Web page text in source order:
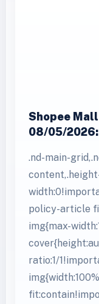
Shopee
08/05/2026:
.nd-main-
policy-article
img{max-
ratio:1/